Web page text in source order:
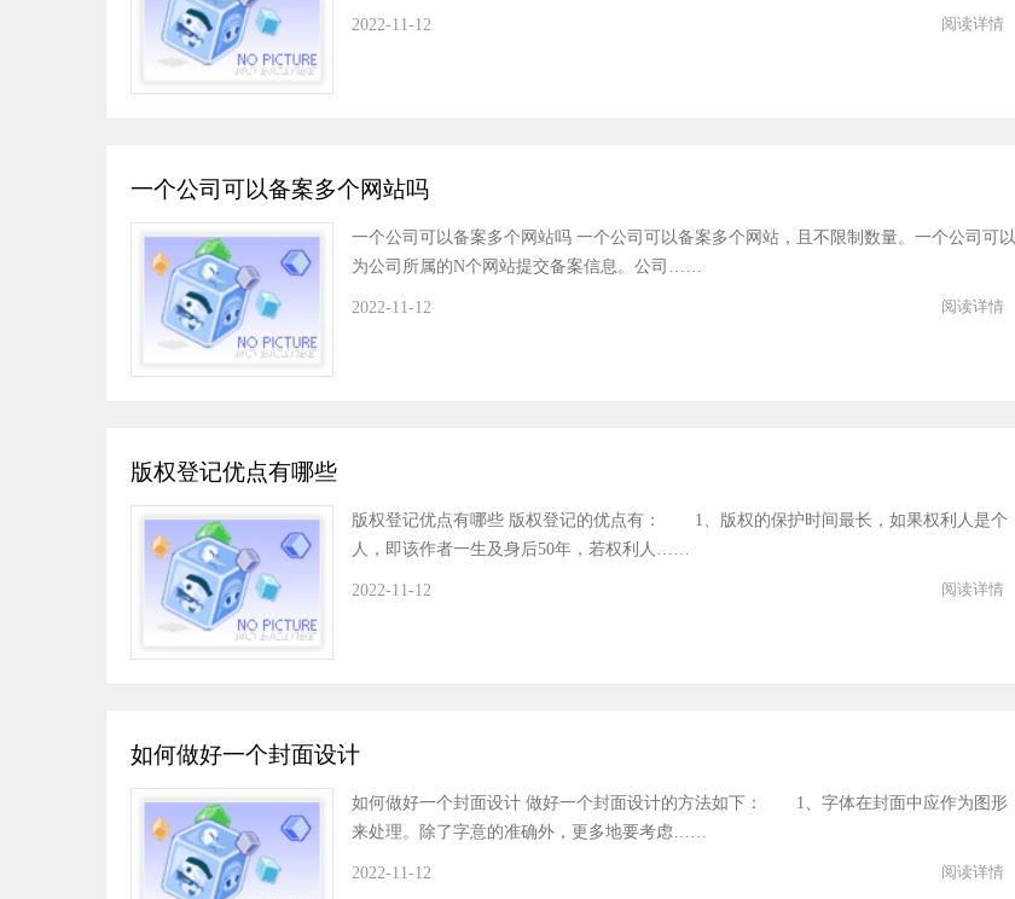
2022-11-12 阅读详情
一个公司可以备案多个网站吗
一个公司可以备案多个网站吗 一个公司可以备案多个网站，且不限制数量。一个公司可以
为公司所属的N个网站提交备案信息。公司……
2022-11-12 阅读详情
版权登记优点有哪些
版权登记优点有哪些 版权登记的优点有： 1、版权的保护时间最长，如果权利人是个
人，即该作者一生及身后50年，若权利人……
2022-11-12 阅读详情
如何做好一个封面设计
如何做好一个封面设计 做好一个封面设计的方法如下： 1、字体在封面中应作为图形
来处理。除了字意的准确外，更多地要考虑……
2022-11-12 阅读详情